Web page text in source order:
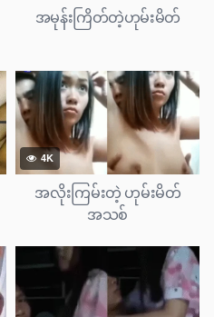
အမုန်းကြိတ်တဲ့ဟုမ်းမိတ်
4K
အလိုးကြမ်းတဲ့ ဟုမ်းမိတ်
အသစ်